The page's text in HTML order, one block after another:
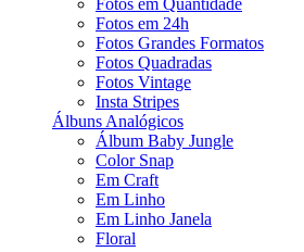
Fotos em 24h
Fotos Grandes Formatos
Fotos Quadradas
Fotos Vintage
Insta Stripes
Álbuns Analógicos
Álbum Baby Jungle
Color Snap
Em Craft
Em Linho
Em Linho Janela
Floral